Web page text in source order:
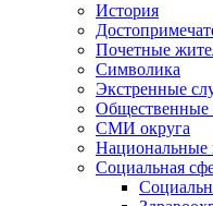
История
Почетные
Символика
Экстренные
Общественные
СМИ округа
Национальные
Социальная